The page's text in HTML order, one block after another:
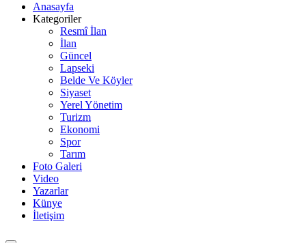
Anasayfa
Kategoriler
Resmî İlan
İlan
Güncel
Lapseki
Belde Ve Köyler
Siyaset
Yerel Yönetim
Turizm
Ekonomi
Spor
Tarım
Foto Galeri
Video
Yazarlar
Künye
İletişim